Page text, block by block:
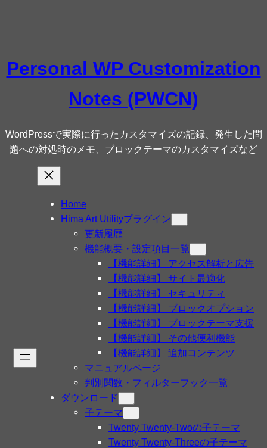
キ
Personal WP Customization
Notes (PWCN)
WordPressで実際に行ったカスタマイズの記録、発生した問
題への対処時のメモ、ブロックテーマのカスタマイズなど
Home
Hima Art Utilityプラグイン
更新履歴
機能概要・設定項目一覧
【機能詳細】 アクセス解析と広告
【機能詳細】 サイト最適化
【機能詳細】 セキュリティ
【機能詳細】 ブロックオプション
【機能詳細】 ブロックテーマ支援
【機能詳細】 その他便利機能
【機能詳細】 追加コンテンツ
マニュアルページ
判別関数・フィルターフック一覧
ダウンロード
子テーマ
Twenty Twenty-Twoの子テーマ
Twenty Twenty-Threeの子テーマ